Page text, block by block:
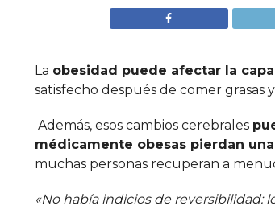
La obesidad puede afectar la
satisfecho después de comer
Además, esos cambios cerebrales
médicamente obesas pierdan
muchas personas recuperan a
«No había indicios de reversibilidad: